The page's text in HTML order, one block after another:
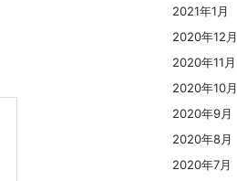
2021年1月
2020年12月
2020年11月
2020年10月
2020年9月
2020年8月
2020年7月